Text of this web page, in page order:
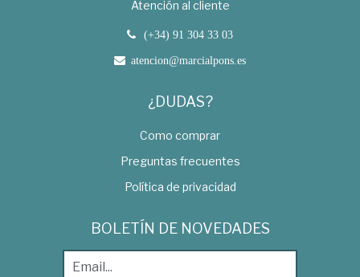
Atención al cliente
(+34) 91 304 33 03
atencion@marcialpons.es
¿DUDAS?
Como comprar
Preguntas frecuentes
Política de privacidad
BOLETÍN DE NOVEDADES